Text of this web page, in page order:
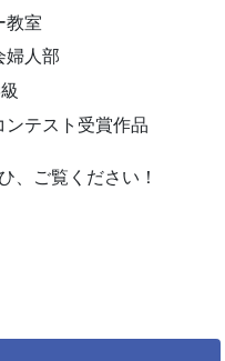
教室
婦人部
ンテスト受賞作品
、ご覧ください！